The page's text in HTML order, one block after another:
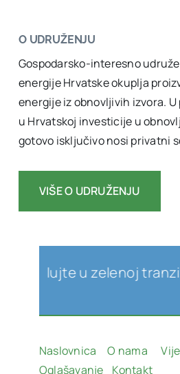
O UDRUŽENJU
Gospodarsko-interesno
energije Hrvatske okuplja
energije iz obnovljivih izvora.
u Hrvatskoj investicije u
gotovo isključivo nosi privatni
VIŠE O UDRUŽENJU
u zelenoj tranziciji
Naslovnica O nama
Oglašavanje
Kontakt